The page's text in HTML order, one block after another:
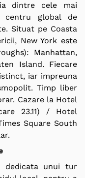
dintre cele mai
centru global de
Situat pe Coasta
New York este
Manhattan,
Island. Fiecare
iar impreuna
Timp liber
Cazare la Hotel
23.11) / Hotel
Square South
dedicata unui tur